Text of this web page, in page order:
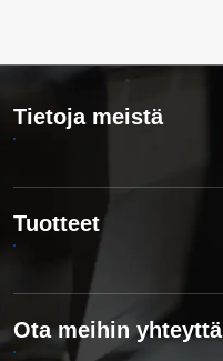
Tietoja meistä
Tuotteet
Ota meihin yhteyttä